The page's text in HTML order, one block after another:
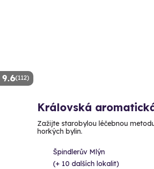
9.6(112)
Královská
Zažijte starobylou léčebnou
horkých bylin.
Špindlerův Mlýn
(+ 10 dalších lokalit)